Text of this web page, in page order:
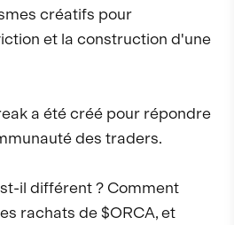
créatifs pour
et la construction d'une
a été créé pour répondre
des traders.
il différent ? Comment
rachats de $ORCA, et